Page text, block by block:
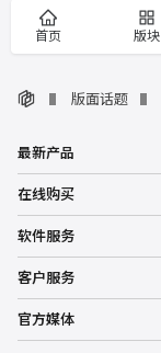
首页 版块
版面话题
最新产品
在线购买
软件服务
客户服务
官方媒体